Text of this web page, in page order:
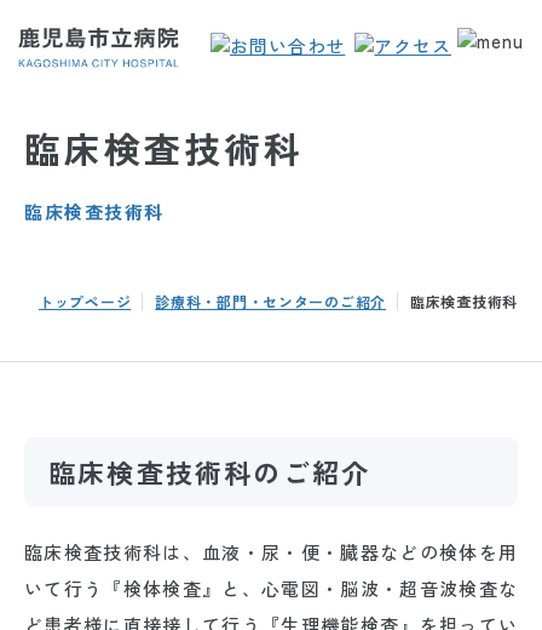
臨床検査技術科
臨床検査技術科
トップページ 診療科・部門・センターのご紹介 臨床検査技術科
臨床検査技術科のご紹介
臨床検査技術科は、血液・尿・便・臓器などの検体を用
いて行う『検体検査』と、心電図・脳波・超音波検査な
ど患者様に直接接して行う『生理機能検査』を担ってい